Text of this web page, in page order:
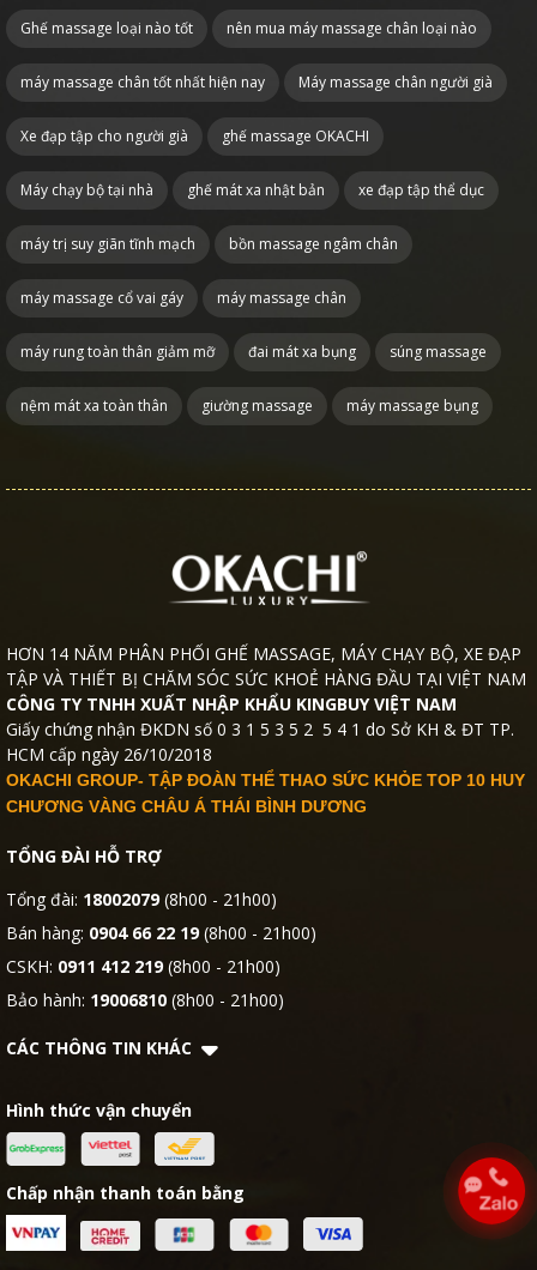
Ghế massage loại nào tốt nên mua máy massage chân loại nào
máy massage chân tốt nhất hiện nay Máy massage chân người già
Xe đạp tập cho người già ghế massage OKACHI
Máy chạy bộ tại nhà ghế mát xa nhật bản xe đạp tập thể dục
máy trị suy giãn tĩnh mạch bồn massage ngâm chân
máy massage cổ vai gáy máy massage chân
máy rung toàn thân giảm mỡ đai mát xa bụng súng massage
nệm mát xa toàn thân giường massage máy massage bụng
HƠN 14 NĂM PHÂN PHỐI GHẾ MASSAGE, MÁY CHẠY BỘ, XE ĐẠP
TẬP VÀ THIẾT BỊ CHĂM SÓC SỨC KHOẺ HÀNG ĐẦU TẠI VIỆT NAM
CÔNG TY TNHH XUẤT NHẬP KHẨU KINGBUY VIỆT NAM
Giấy chứng nhận ĐKDN số 0 3 1 5 3 5 2 5 4 1 do Sở KH & ĐT TP.
HCM cấp ngày 26/10/2018
OKACHI GROUP- TẬP ĐOÀN THỂ THAO SỨC KHỎE TOP 10 HUY
CHƯƠNG VÀNG CHÂU Á THÁI BÌNH DƯƠNG
TỔNG ĐÀI HỖ TRỢ
Tổng đài: 18002079(8h00 - 21h00)
Bán hàng: 0904 66 22 19(8h00 - 21h00)
CSKH: 0911 412 219(8h00 - 21h00)
Bảo hành: 19006810 (8h00 - 21h00)
CÁC THÔNG TIN KHÁC
Hình thức vận chuyển
Chấp nhận thanh toán bằng